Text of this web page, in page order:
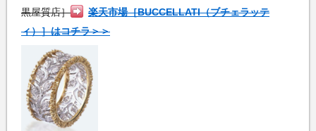
黒屋質店］
楽天市場［BUCCELLATI（ブチェラッテ
ィ）］はコチラ＞＞